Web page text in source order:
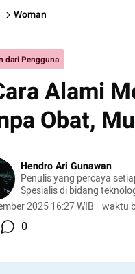
Woman
dari Pengguna
Alami
Obat,
Hendro Ari Gunawan
Penulis yang percaya
Spesialis di bidang
dan otomotif.
2025 16:27 WIB · waktu
0